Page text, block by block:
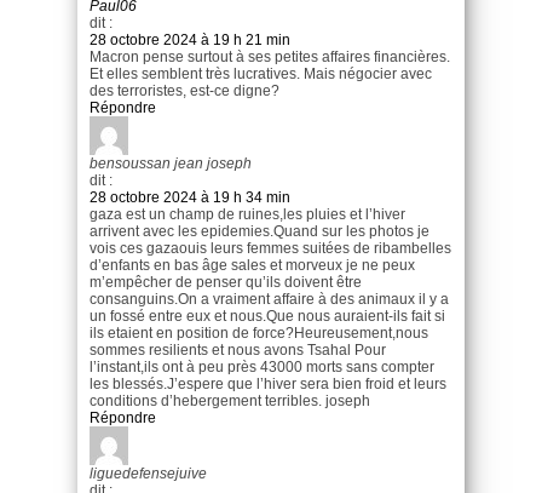
Paul06
dit :
28 octobre 2024 à 19 h 21 min
Macron pense surtout à ses petites affaires financières.
Et elles semblent très lucratives. Mais négocier avec
des terroristes, est-ce digne?
Répondre
bensoussan jean joseph
dit :
28 octobre 2024 à 19 h 34 min
gaza est un champ de ruines,les pluies et l’hiver
arrivent avec les epidemies.Quand sur les photos je
vois ces gazaouis leurs femmes suitées de ribambelles
d’enfants en bas âge sales et morveux je ne peux
m’empêcher de penser qu’ils doivent être
consanguins.On a vraiment affaire à des animaux il y a
un fossé entre eux et nous.Que nous auraient-ils fait si
ils etaient en position de force?Heureusement,nous
sommes resilients et nous avons Tsahal Pour
l’instant,ils ont à peu près 43000 morts sans compter
les blessés.J’espere que l’hiver sera bien froid et leurs
conditions d’hebergement terribles. joseph
Répondre
liguedefensejuive